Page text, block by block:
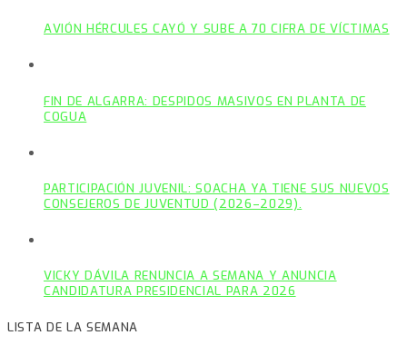
AVIÓN HÉRCULES CAYÓ Y SUBE A 70 CIFRA DE VÍCTIMAS
FIN DE ALGARRA: DESPIDOS MASIVOS EN PLANTA DE
COGUA
PARTICIPACIÓN JUVENIL: SOACHA YA TIENE SUS NUEVOS
CONSEJEROS DE JUVENTUD (2026–2029).
VICKY DÁVILA RENUNCIA A SEMANA Y ANUNCIA
CANDIDATURA PRESIDENCIAL PARA 2026
LISTA DE LA SEMANA